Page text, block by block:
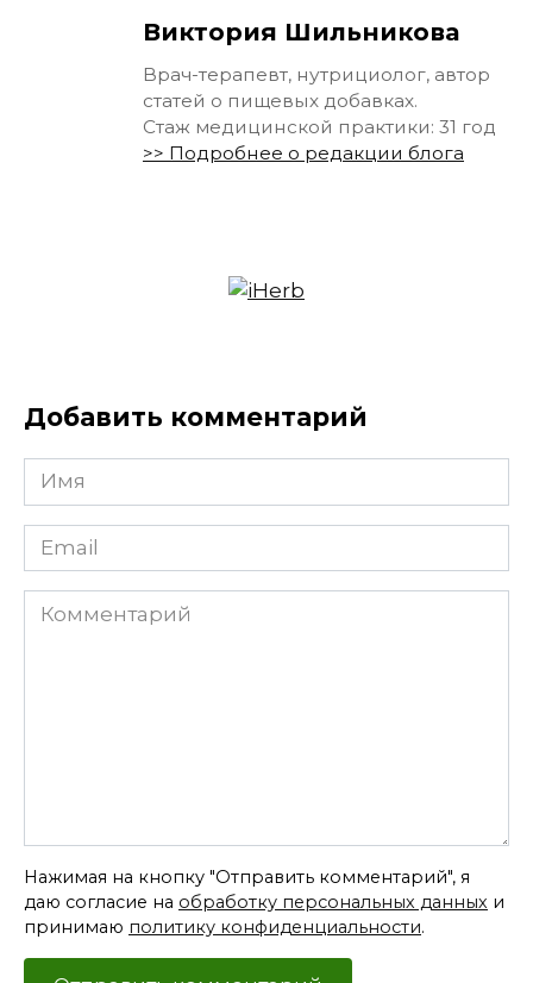
Виктория Шильникова
Врач-терапевт, нутрициолог, автор
статей о пищевых добавках.
Стаж медицинской практики: 31 год
>> Подробнее о редакции блога
Добавить комментарий
Имя
*
Email
*
Комментарий
Нажимая на кнопку "Отправить комментарий", я
даю согласие на обработку персональных данных и
принимаю политику конфиденциальности.